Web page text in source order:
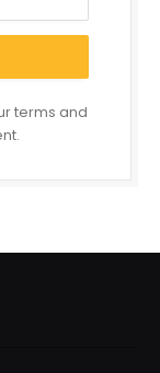
terms and